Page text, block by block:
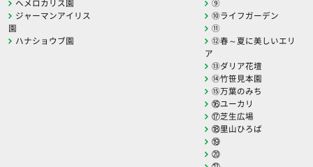
ヘメロカリス園
ジャーマンアイリス
園
ハナショウブ園
⑨
⑩ライフガーデン
⑪
⑫春～夏に美しいエリ
ア
⑬ダリア花壇
⑭竹笹見本園
⑮万葉のみち
⑯ユーカリ
⑰芝生広場
⑱里山ひろば
⑲
⑳